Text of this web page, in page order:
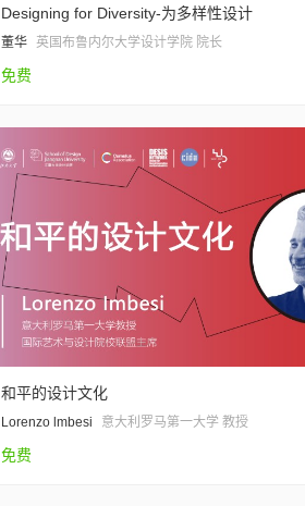
Designing for Diversity-为多样性设计
董华 英国布鲁内尔大学设计学院 院长
免费
和平的设计文化
Lorenzo lmbesi 意大利罗马第一大学 教授
免费